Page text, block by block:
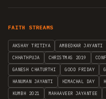
FAITH STREAMS
AKSHAY TRITIYA AMBEDKAR JAYANTI
CHHATHPUJA CHRISTMAS 2019
GANESH CHATURTHI GOOD FRIDAY
HANUMAN JAYANTI HIMACHAL DAY
KUMBH 2021 MAHAAVEER JAYANTEE